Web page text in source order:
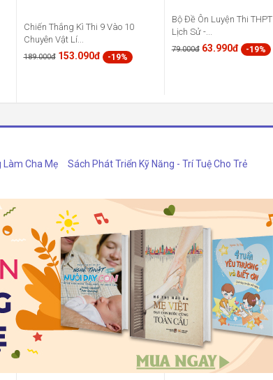
Chiến Thắng Kì Thi 9 Vào 10
Chuyên Vật Lí...
189.000đ 153.090đ -19%
Bộ Đề Ôn Luyện Thi
Lịch Sử -...
79.000đ 63.990đ -19%
Làm Cha Mẹ Sách Phát Triển Kỹ Năng - Trí Tuệ Cho Trẻ